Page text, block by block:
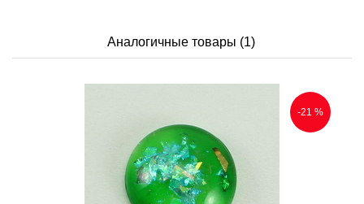
Аналогичные товары (1)
-21 %